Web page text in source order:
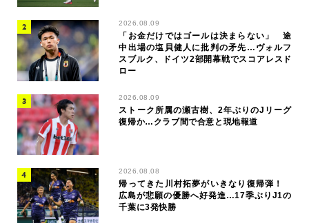
2026.08.09
「お金だけではゴールは決まらない」 途
中出場の塩貝健人に批判の矛先…ヴォルフ
スブルク、ドイツ2部開幕戦でスコアレスド
ロー
2026.08.09
ストーク所属の瀬古樹、2年ぶりのJリーグ
復帰か…クラブ間で合意と現地報道
2026.08.08
帰ってきた川村拓夢がいきなり復帰弾！
広島が悲願の優勝へ好発進…17季ぶりJ1の
千葉に3発快勝